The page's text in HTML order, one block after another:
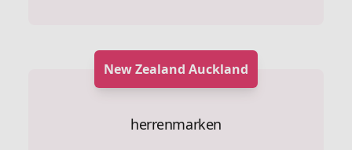
New Zealand Auckland
herrenmarken